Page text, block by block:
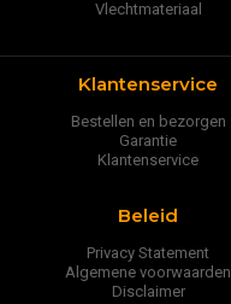
Vlechtmateriaal
Klantenservice
Bestellen en bezorgen
Garantie
Klantenservice
Beleid
Privacy Statement
Algemene voorwaarden
Disclaimer